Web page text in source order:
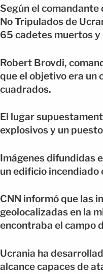
Según el comandante
No Tripulados de
65 cadetes muertos
Robert Brovdi,
que el objetivo era un
cuadrados.
El lugar
explosivos y un
Imágenes difundidas
un edificio incendiado
CNN informó que las
geolocalizadas en la
encontraba el campo
Ucrania ha
alcance capaces de